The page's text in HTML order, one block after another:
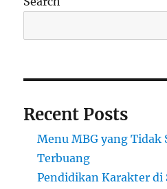
Recent Posts
Menu MBG yang Tidak
Terbuang
Pendidikan Karakter di